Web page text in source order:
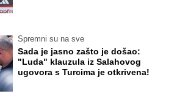
Spremni su na sve
Sada je jasno zašto je došao:
"Luda" klauzula iz Salahovog
ugovora s Turcima je otkrivena!